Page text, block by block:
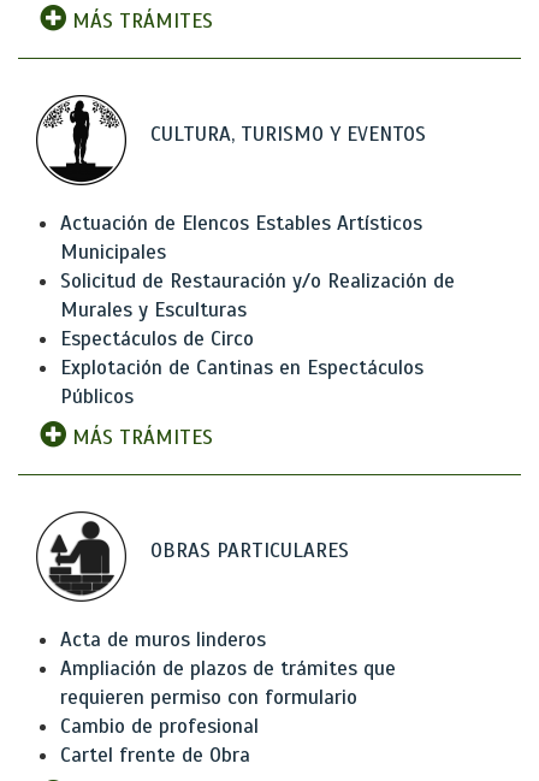
MÁS TRÁMITES
CULTURA, TURISMO Y EVENTOS
Actuación de Elencos Estables Artísticos
Municipales
Solicitud de Restauración y/o Realización de
Murales y Esculturas
Espectáculos de Circo
Explotación de Cantinas en Espectáculos
Públicos
MÁS TRÁMITES
OBRAS PARTICULARES
Acta de muros linderos
Ampliación de plazos de trámites que
requieren permiso con formulario
Cambio de profesional
Cartel frente de Obra